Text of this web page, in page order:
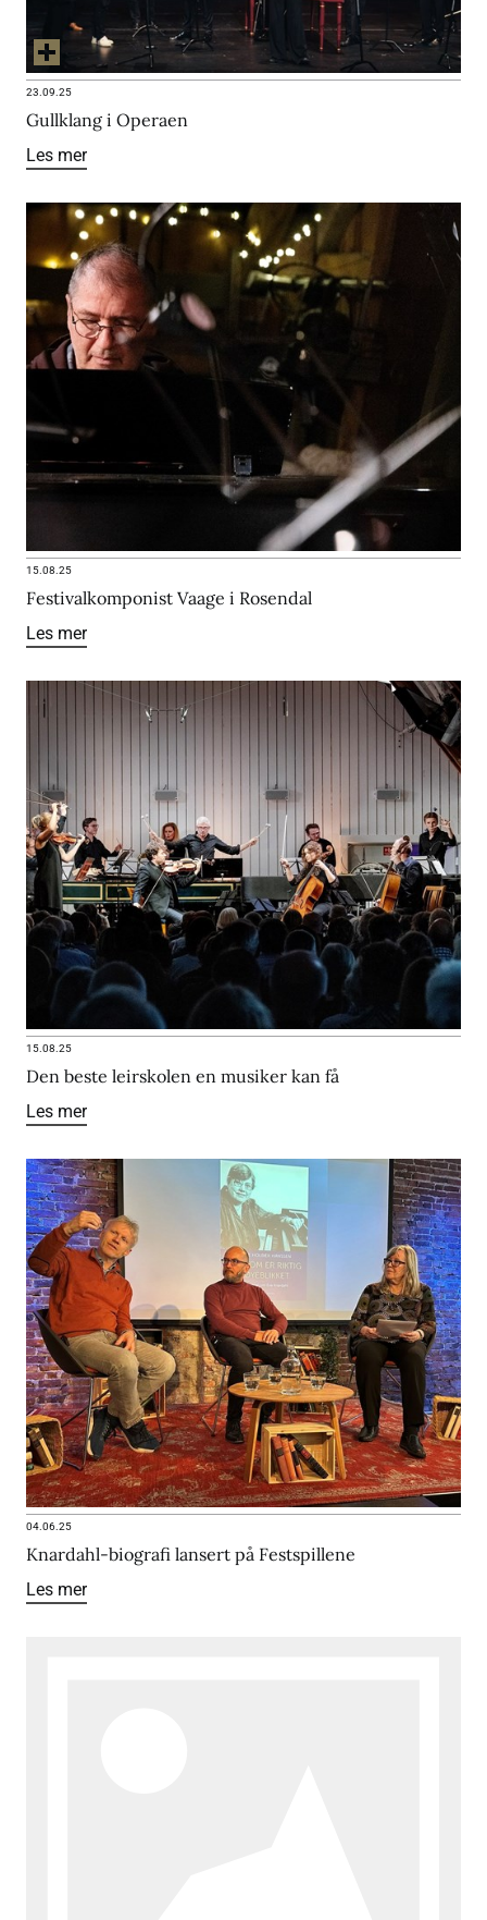
23.09.25
Gullklang i Operaen
Les mer
15.08.25
Festivalkomponist Vaage i Rosendal
Les mer
15.08.25
Den beste leirskolen en musiker kan få
Les mer
04.06.25
Knardahl-biografi lansert på Festspillene
Les mer